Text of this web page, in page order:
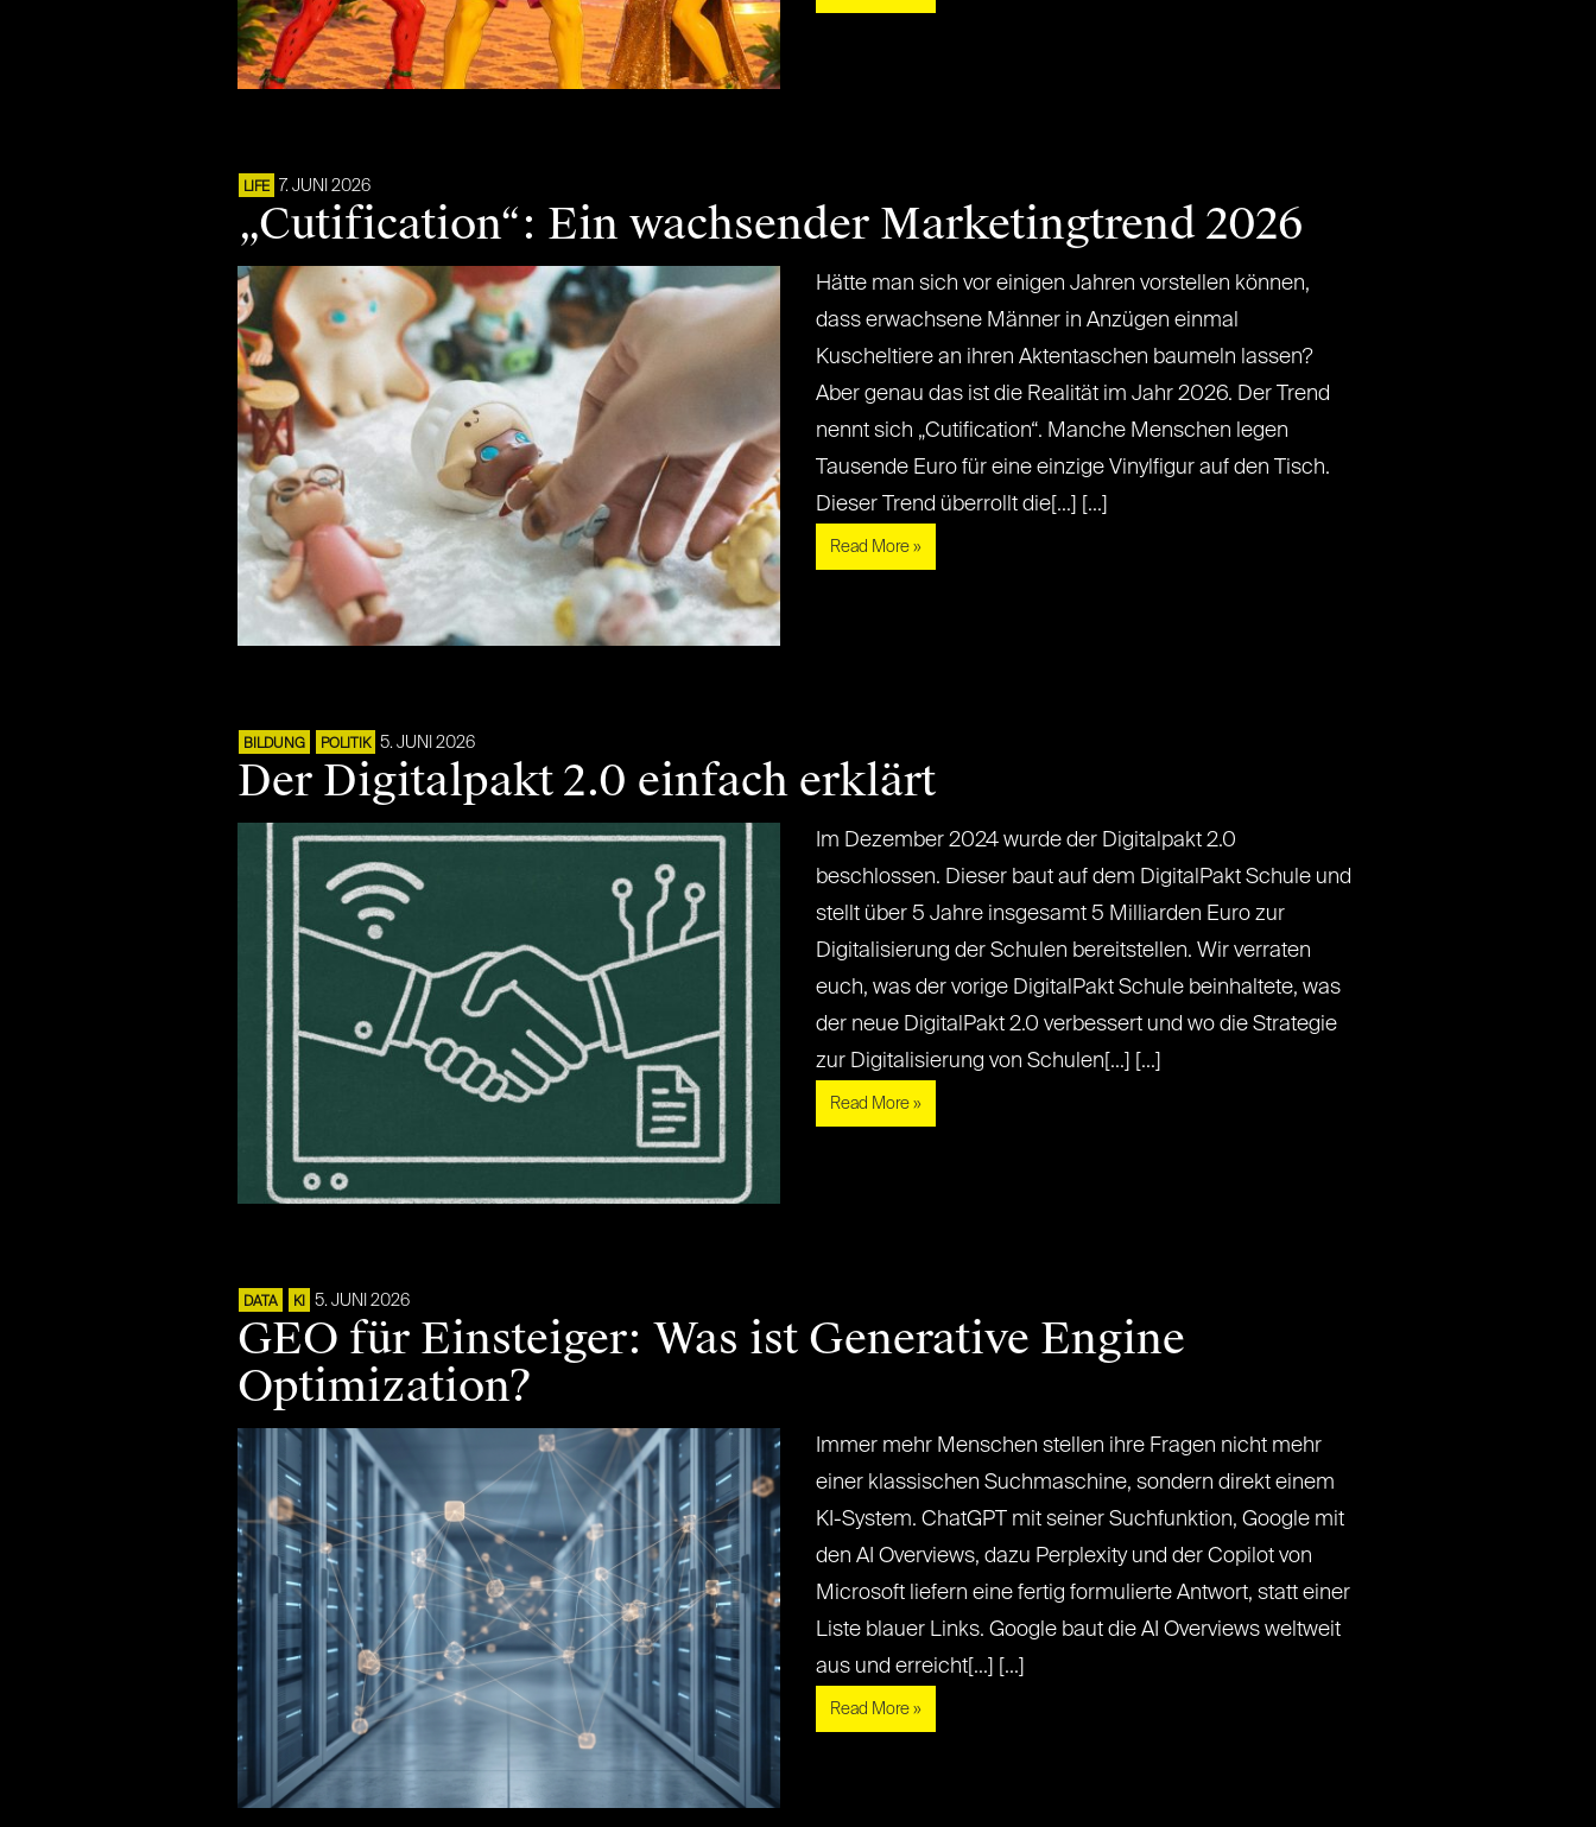
LIFE 7. JUNI 2026
„Cutification“: Ein wachsender Marketingtrend 2026
Hätte man sich vor einigen Jahren vorstellen können,
dass erwachsene Männer in Anzügen einmal
Kuscheltiere an ihren Aktentaschen baumeln lassen?
Aber genau das ist die Realität im Jahr 2026. Der Trend
nennt sich „Cutification“. Manche Menschen legen
Tausende Euro für eine einzige Vinylfigur auf den Tisch.
Dieser Trend überrollt die[...] [...]
Read More »
BILDUNG POLITIK 5. JUNI 2026
Der Digitalpakt 2.0 einfach erklärt
Im Dezember 2024 wurde der Digitalpakt 2.0
beschlossen. Dieser baut auf dem DigitalPakt Schule und
stellt über 5 Jahre insgesamt 5 Milliarden Euro zur
Digitalisierung der Schulen bereitstellen. Wir verraten
euch, was der vorige DigitalPakt Schule beinhaltete, was
der neue DigitalPakt 2.0 verbessert und wo die Strategie
zur Digitalisierung von Schulen[...] [...]
Read More »
DATA KI 5. JUNI 2026
GEO für Einsteiger: Was ist Generative Engine
Optimization?
Immer mehr Menschen stellen ihre Fragen nicht mehr
einer klassischen Suchmaschine, sondern direkt einem
KI-System. ChatGPT mit seiner Suchfunktion, Google mit
den AI Overviews, dazu Perplexity und der Copilot von
Microsoft liefern eine fertig formulierte Antwort, statt einer
Liste blauer Links. Google baut die AI Overviews weltweit
aus und erreicht[...] [...]
Read More »